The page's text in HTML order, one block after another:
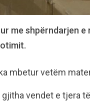
me shpërndarjen
mbetur vetëm
gjitha vendet e tjera